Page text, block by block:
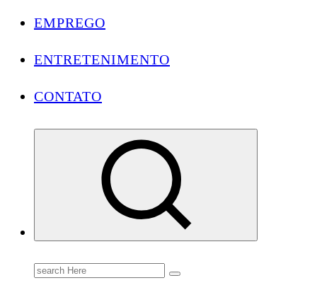
EMPREGO
ENTRETENIMENTO
CONTATO
Search